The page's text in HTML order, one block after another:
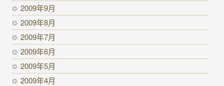
2009年9月
2009年8月
2009年7月
2009年6月
2009年5月
2009年4月